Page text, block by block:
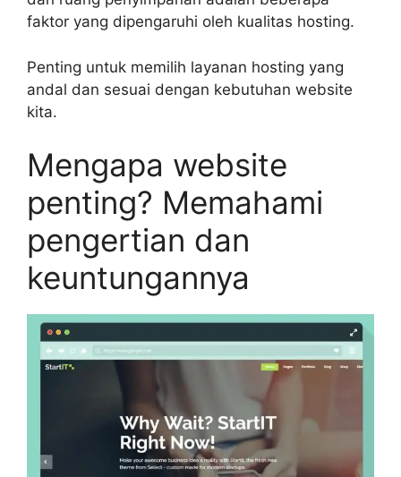
faktor yang dipengaruhi oleh kualitas hosting.
Penting untuk memilih layanan hosting yang
andal dan sesuai dengan kebutuhan website
kita.
Mengapa website
penting? Memahami
pengertian dan
keuntungannya